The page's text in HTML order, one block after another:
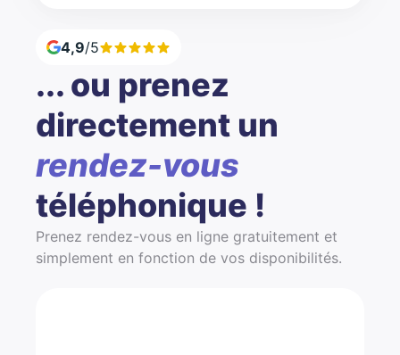
4,9/5
... ou prenez
directement un
rendez-vous
téléphonique !
Prenez rendez-vous en ligne gratuitement et
simplement en fonction de vos disponibilités.